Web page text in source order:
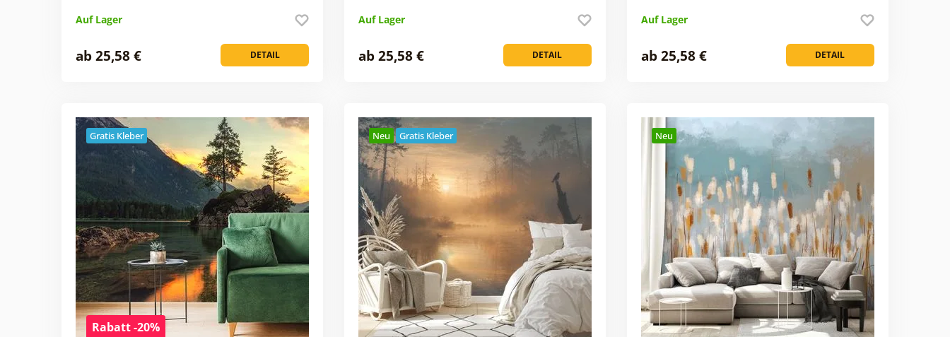
Auf Lager
DETAIL
ab 25,58 €
Auf Lager
DETAIL
ab 25,58 €
Auf Lager
DETAIL
ab 25,58 €
Gratis Kleber
Rabatt -20%
Neu Gratis Kleber Neu